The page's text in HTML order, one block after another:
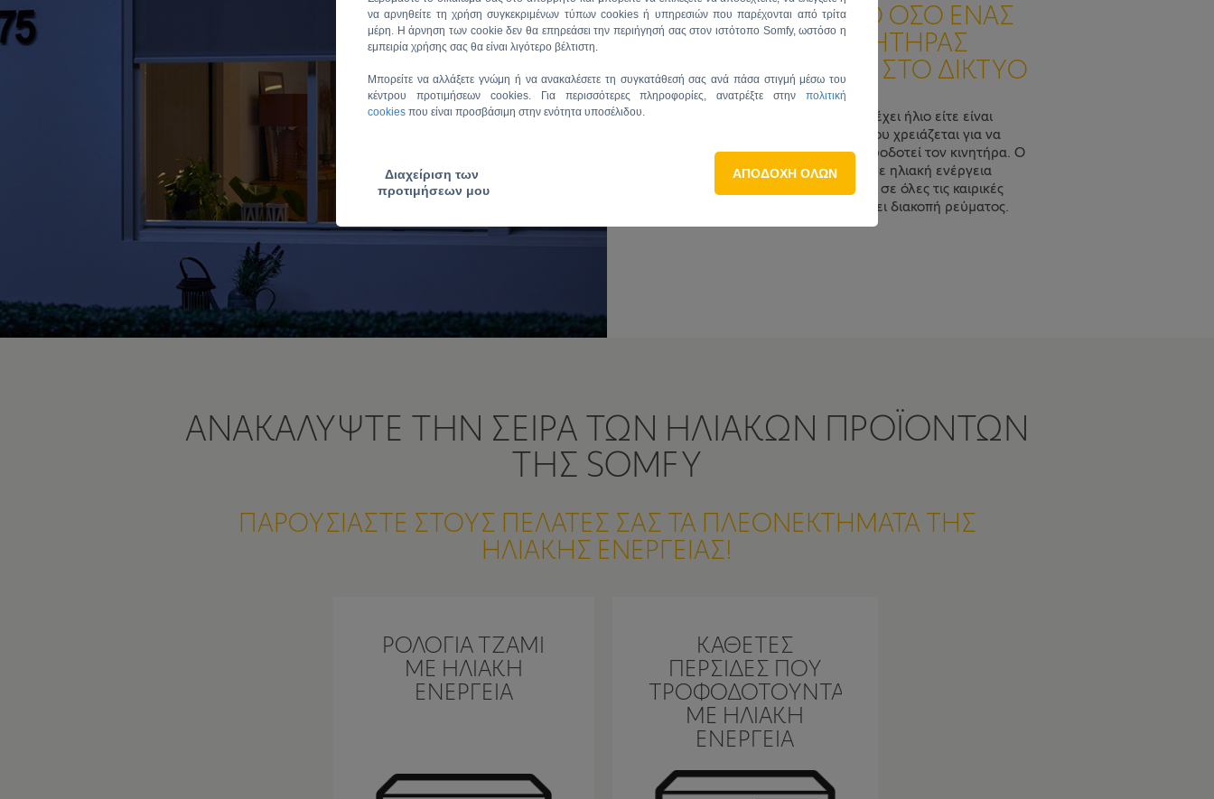
ΤΟΣΟ ΑΞΙΟΠΙΣΤΟ ΟΣΟ ΕΝΑΣ
ΗΛΕΚΤΡΙΚΟΣ ΚΙΝΗΤΗΡΑΣ
ΣΥΝΔΕΔΕΜΕΝΟΣ ΣΤΟ ΔΙΚΤΥΟ
Το φυσικό φως της ημέρας, είτε έχει ήλιο είτε είναι
συννεφιασμένο, είναι το μόνο που χρειάζεται για να
φορτίσει την μπαταρία που τροφοδοτεί τον κινητήρα. Ο
εξοπλισμός που τροφοδοτείται με ηλιακή ενέργεια
λειτουργεί 24 ώρες το 24ωρο και σε όλες τις καιρικές
συνθήκες, ακόμη και όταν υπάρχει διακοπή ρεύματος.
ΑΝΑΚΑΛΥΨΤΕ ΤΗΝ ΣΕΙΡΑ ΤΩΝ ΗΛΙΑΚΩΝ ΠΡΟΪΟΝΤΩΝ
ΤΗΣ SOMFY
ΠΑΡΟΥΣΙΑΣΤΕ ΣΤΟΥΣ ΠΕΛΑΤΕΣ ΣΑΣ ΤΑ ΠΛΕΟΝΕΚΤΗΜΑΤΑ ΤΗΣ
ΗΛΙΑΚΗΣ ΕΝΕΡΓΕΙΑΣ!
ΡΟΛΌΓΙΑ ΤΖΆΜΙ
ΜΕ ΗΛΙΑΚΉ
ΕΝΈΡΓΕΙΑ
ΚΆΘΕΤΕΣ
ΠΕΡΣΊΔΕΣ ΠΟΥ
ΤΡΟΦΟΔΟΤΟΎΝΤΑΙ
ΜΕ ΗΛΙΑΚΉ
ΕΝΈΡΓΕΙΑ
να αρνηθείτε τη χρήση συγκεκριμένων τύπων cookies ή υπηρεσιών που παρέχονται από τρίτα
μέρη. Η άρνηση των cookie δεν θα επηρεάσει την περιήγησή σας στον ιστότοπο Somfy, ωστόσο η
εμπειρία χρήσης σας θα είναι λιγότερο βέλτιστη.
Μπορείτε να αλλάξετε γνώμη ή να ανακαλέσετε τη συγκατάθεσή σας ανά πάσα στιγμή μέσω του
κέντρου προτιμήσεων cookies. Για περισσότερες πληροφορίες, ανατρέξτε στην πολιτική
cookies που είναι προσβάσιμη στην ενότητα υποσέλιδου.
ΑΠΟΔΟΧΗ ΟΛΩΝ
Διαχείριση των
προτιμήσεων μου